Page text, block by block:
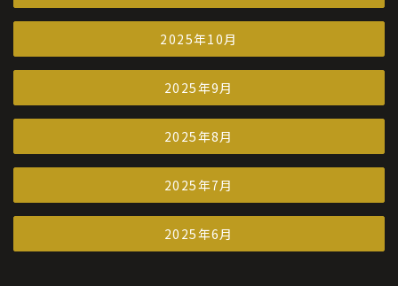
2025年10月
2025年9月
2025年8月
2025年7月
2025年6月